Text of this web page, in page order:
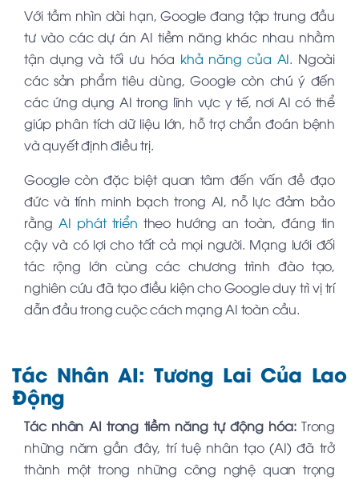
Với tầm nhìn dài hạn, Google đang tập trung đầu
tư vào các dự án AI tiềm năng khác nhau nhằm
tận dụng và tối ưu hóa khả năng của AI. Ngoài
các sản phẩm tiêu dùng, Google còn chú ý đến
các ứng dụng AI trong lĩnh vực y tế, nơi AI có thể
giúp phân tích dữ liệu lớn, hỗ trợ chẩn đoán bệnh
và quyết định điều trị.
Google còn đặc biệt quan tâm đến vấn đề đạo
đức và tính minh bạch trong AI, nỗ lực đảm bảo
rằngAI phát triển theo hướng an toàn, đáng tin
cậy và có lợi cho tất cả mọi người. Mạng lưới đối
tác rộng lớn cùng các chương trình đào tạo,
nghiên cứu đã tạo điều kiện cho Google duy trì vị trí
dẫn đầu trong cuộc cách mạng AI toàn cầu.
Tác Nhân AI: Tương Lai Của Lao
Động
Tác nhân AI trong tiềm năng tự động hóa:Trong
những năm gần đây, trí tuệ nhân tạo (AI) đã trở
thành một trong những công nghệ quan trọng